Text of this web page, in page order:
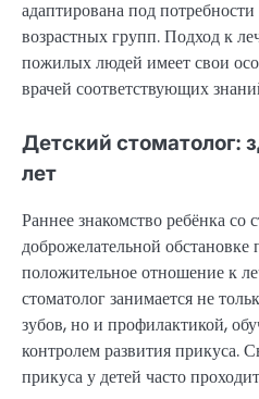
адаптирована под
возрастных групп. Подход к
пожилых людей имеет свои
врачей соответствующих
Детский стоматолог:
лет
Раннее знакомство ребёнка со
доброжелательной
положительное отношение к
стоматолог занимается не
зубов, но и профилактикой,
контролем развития прикуса.
прикуса у детей часто